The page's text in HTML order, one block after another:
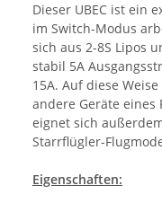
Dieser UBEC ist ein
im Switch-Modus
sich aus 2-8S Lipos
stabil 5A
15A. Auf diese
andere Geräte eines
eignet sich
Starrflügler-
Eigenschaften: